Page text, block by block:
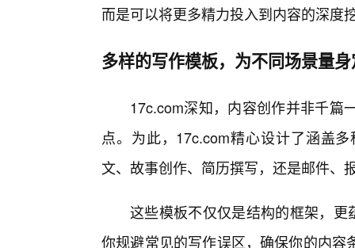
而是可以将更多精力投入到内容的深度
多样的写作模板，为不同场景量
17c.com深知，内容创作并非千篇
点。为此，17c.com精心设计了涵盖
文、故事创作、简历撰写，还是邮件、
这些模板不仅仅是结构的框架，更
你规避常见的写作误区，确保你的内